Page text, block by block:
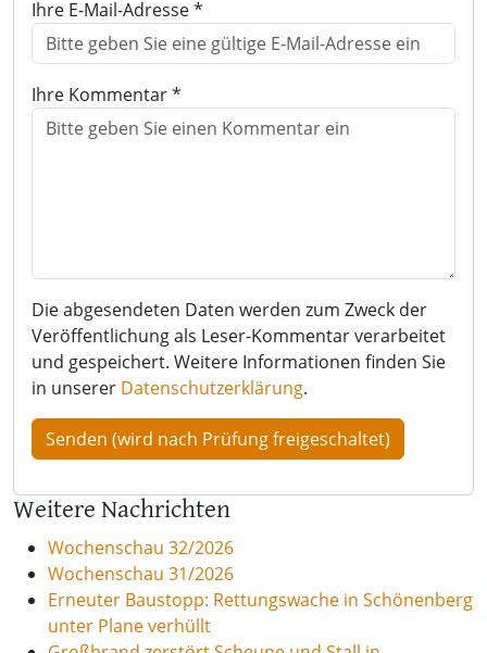
Ihre E-Mail-Adresse *
Ihre Kommentar *
Die abgesendeten Daten werden zum Zweck der
Veröffentlichung als Leser-Kommentar verarbeitet
und gespeichert. Weitere Informationen finden Sie
in unserer Datenschutzerklärung.
Weitere Nachrichten
Wochenschau 32/2026
Wochenschau 31/2026
Erneuter Baustopp: Rettungswache in Schönenberg
unter Plane verhüllt